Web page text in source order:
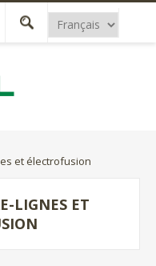
et électrofusion
LIGNES ET